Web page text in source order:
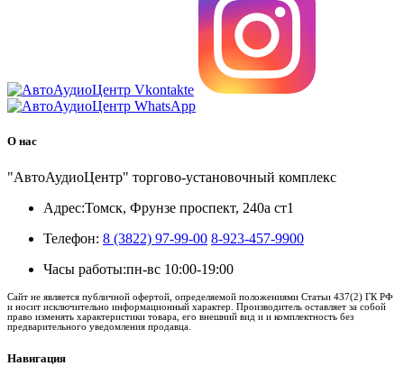
О нас
"АвтоАудиоЦентр" торгово-установочный комплекс
Адрес:Томск, Фрунзе проспект, 240а ст1
Телефон: 8 (3822) 97-99-00 8-923-457-9900
Часы работы:пн-вс 10:00-19:00
Сайт не является публичной офертой, определяемой положениями Статьи 437(2) ГК РФ
и носит исключительно информационный характер. Производитель оставляет за собой
право изменять характеристики товара, его внешний вид и и комплектность без
предварительного уведомления продавца.
Навигация